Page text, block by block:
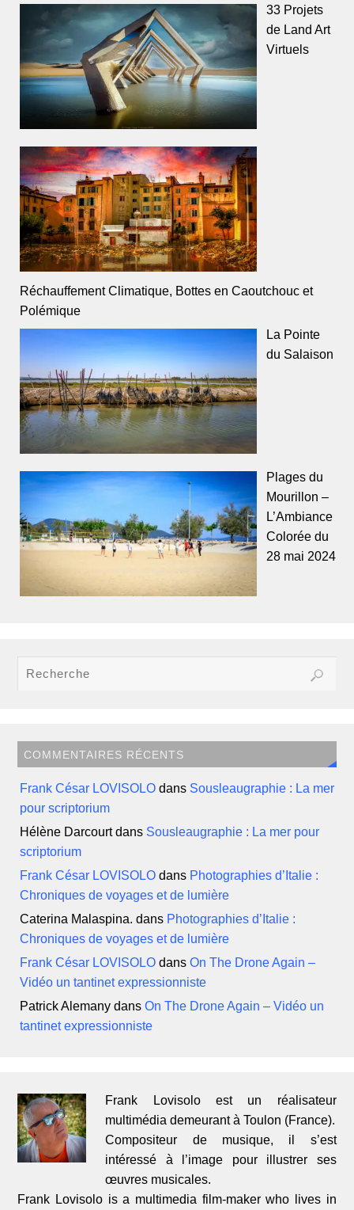
33 Projets
de Land Art
Virtuels
Réchauffement Climatique, Bottes en Caoutchouc et
Polémique
La Pointe
du Salaison
Plages du
Mourillon –
L’Ambiance
Colorée du
28 mai 2024
COMMENTAIRES RÉCENTS
Frank César LOVISOLO dans Sousleaugraphie : La mer
pour scriptorium
Hélène Darcourtdans Sousleaugraphie : La mer pour
scriptorium
Frank César LOVISOLO dans Photographies d’Italie :
Chroniques de voyages et de lumière
Caterina Malaspina. dans Photographies d’Italie :
Chroniques de voyages et de lumière
Frank César LOVISOLO dansOn The Drone Again –
Vidéo un tantinet expressionniste
Patrick Alemany dansOn The Drone Again – Vidéo un
tantinet expressionniste
Frank Lovisolo est un réalisateur
multimédia demeurant à Toulon (France).
Compositeur de musique, il s’est
intéressé à l’image pour illustrer ses
œuvres musicales.
Frank Lovisolo is a multimedia film-maker who lives in